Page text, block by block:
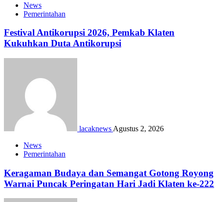
News
Pemerintahan
Festival Antikorupsi 2026, Pemkab Klaten
Kukuhkan Duta Antikorupsi
lacaknews Agustus 2, 2026
News
Pemerintahan
Keragaman Budaya dan Semangat Gotong Royong
Warnai Puncak Peringatan Hari Jadi Klaten ke-222